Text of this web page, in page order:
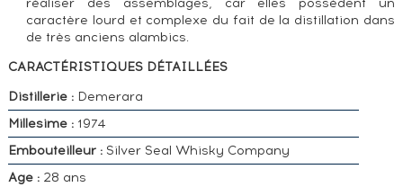
réaliser des assemblages, car elles possèdent un
caractère lourd et complexe du fait de la distillation dans
de très anciens alambics.
CARACTÉRISTIQUES DÉTAILLÉES
Distillerie :Demerara
Millesime :1974
Embouteilleur :Silver Seal Whisky Company
Age :28 ans